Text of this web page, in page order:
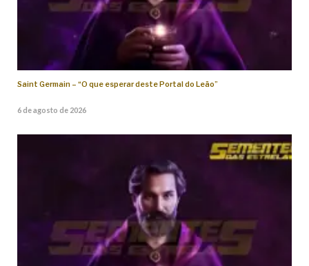
Saint Germain – “O que esperar deste Portal do Leão”
6 de agosto de 2026